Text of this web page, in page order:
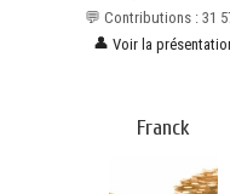
💬 Contributions : 31
👤 Voir la
Franck